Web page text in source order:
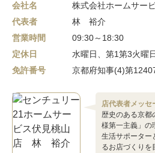
会社名
株式会社ホームサー
代表者
林 裕介
営業時間
09:30～18:30
定休日
水曜日、第1第3火曜
免許番号
京都府知事(4)第
店代表者メッセ
歴史のある京都
様第一主義」の
生活サポーター
るお店づくりを